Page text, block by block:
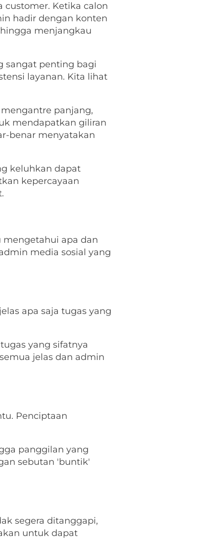
Ketika calon
hadir dengan konten
menjangkau
sangat penting bagi
layanan. Kita lihat
panjang,
mendapatkan giliran
benar menyatakan
keluhkan dapat
kepercayaan
mengetahui apa dan
media sosial yang
apa saja tugas yang
yang sifatnya
jelas dan admin
Penciptaan
panggilan yang
sebutan 'buntik'
segera ditanggapi,
untuk dapat